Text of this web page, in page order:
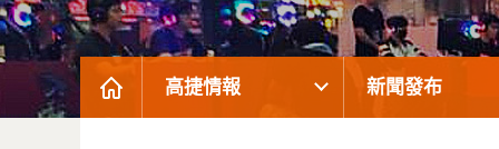
高捷情報 新聞發布